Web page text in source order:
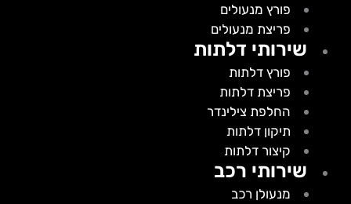
פורץ מנעולים
פריצת מנעולים
שירותי דלתות
פורץ דלתות
פריצת דלתות
החלפת צילינדר
תיקון דלתות
קיצור דלתות
שירותי רכב
מנעולן רכב